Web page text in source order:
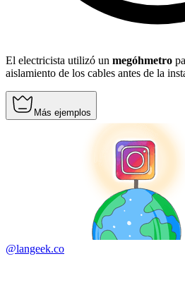
El electricista utilizó un megóhmetro
aislamiento de los cables antes de la
Más ejemplos
@langeek.co